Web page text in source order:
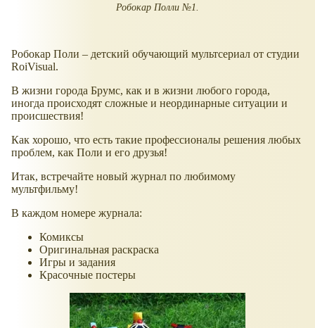
Робокар Полли №1.
Робокар Поли – детский обучающий мультсериал от студии
RoiVisual.
В жизни города Брумс, как и в жизни любого города,
иногда происходят сложные и неординарные ситуации и
происшествия!
Как хорошо, что есть такие профессионалы решения любых
проблем, как Поли и его друзья!
Итак, встречайте новый журнал по любимому
мультфильму!
В каждом номере журнала:
Комиксы
Оригинальная раскраска
Игры и задания
Красочные постеры